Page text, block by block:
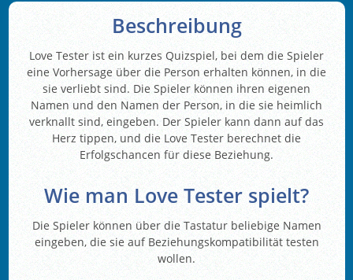
Beschreibung
Love Tester ist ein kurzes Quizspiel, bei dem die Spieler
eine Vorhersage über die Person erhalten können, in die
sie verliebt sind. Die Spieler können ihren eigenen
Namen und den Namen der Person, in die sie heimlich
verknallt sind, eingeben. Der Spieler kann dann auf das
Herz tippen, und die Love Tester berechnet die
Erfolgschancen für diese Beziehung.
Wie man Love Tester spielt?
Die Spieler können über die Tastatur beliebige Namen
eingeben, die sie auf Beziehungskompatibilität testen
wollen.